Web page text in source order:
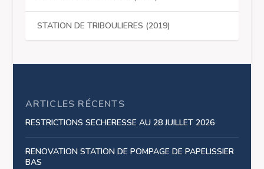
STATION DE TRIBOULIERES (2019)
ARTICLES RÉCENTS
RESTRICTIONS SECHERESSE AU 28 JUILLET 2026
RENOVATION STATION DE POMPAGE DE PAPELISSIER
BAS